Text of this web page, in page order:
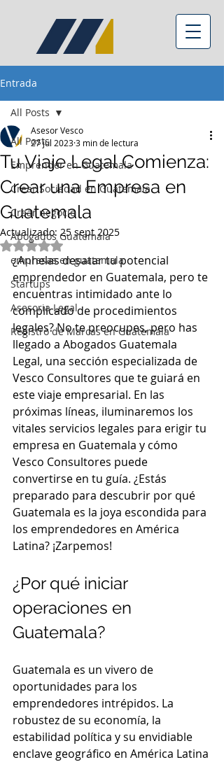
Entrada
All Posts
Emprender en Guatemala
Crear Sociedad en Guatemala
Crear negocio
Abogados Guatemala
empresas en guatemala
Startups
Asesoria Legal
Registro de Marcas en Guatemala
All Posts
Tu Viaje Legal Comienza:
Crear una Empresa en
Guatemala
Asesor Vesco
27 jul 20233 min de lectura
Actualizado: 25 sept 2025
Obtuvo NaN de 5 estrellas.
¿Anhelas desatar tu potencial
emprendedor en Guatemala, pero te
encuentras intimidado ante lo
complicado de procedimientos
legales? No te preocupes, pero has
llegado a Abogados Guatemala
Legal, una sección especializada de
Vesco Consultores que te guiará en
este viaje empresarial. En las
próximas líneas, iluminaremos los
vitales servicios legales para erigir tu
empresa en Guatemala y cómo
Vesco Consultores puede
convertirse en tu guía. ¿Estás
preparado para descubrir por qué
Guatemala es la joya escondida para
los emprendedores en América
Latina? ¡Zarpemos!
¿Por qué iniciar
operaciones en
Guatemala?
Guatemala es un vivero de
oportunidades para los
emprendedores intrépidos. La
robustez de su economía, la
estabilidad política y su envidiable
enclave geográfico en América Latina